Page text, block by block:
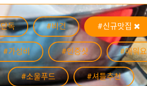
독 #비건 #신규맛집
#가성비 #인증샷 #매워요
#소울푸드 #셔틀추천